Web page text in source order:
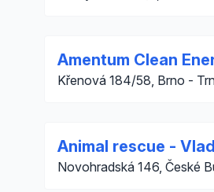
Amentum Clean
Křenová 184/58, Brno -
Animal rescue -
Novohradská 146, České